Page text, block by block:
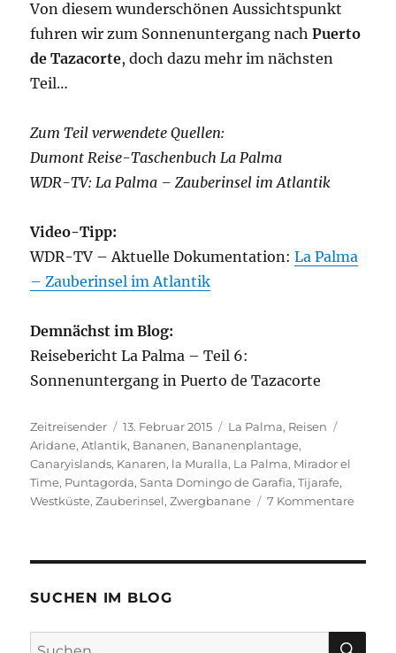
Von diesem wunderschönen Aussichtspunkt
fuhren wir zum Sonnenuntergang nachPuerto
de Tazacorte, doch dazu mehr im nächsten
Teil…
Zum Teil verwendete Quellen:
Dumont Reise-Taschenbuch La Palma
WDR-TV: La Palma – Zauberinsel im Atlantik
Video-Tipp:
WDR-TV – Aktuelle Dokumentation:La Palma
– Zauberinsel im Atlantik
Demnächst im Blog:
Reisebericht La Palma – Teil 6:
Sonnenuntergang in Puerto de Tazacorte
Autor
Zeitreisender
Veröffentlicht
am
13. Februar 2015 Kategorien
La Palma, Reisen
Aridane,Atlantik, Bananen, Bananenplantage,
Canaryislands, Kanaren, la Muralla, La Palma, Mirador el
Time, Puntagorda,Santa Domingo de Garafia,Tijarafe,
Westküste,Zauberinsel,Zwergbanane 7 Kommentarezu
An
SUCHEN IM BLOG
Suchen